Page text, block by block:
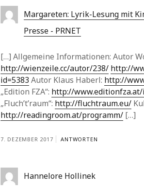
Margareten: Lyrik-Lesung mit
Presse - PRNET
[…] Allgemeine Informationen: Autor
http://wienzeile.cc/autor/238/ http://
id=5383 Autor Klaus Haberl: http://
„Edition FZA“: http://
„Fluch’t’raum“: http://fluchtraum.eu/
http://readingroom.at/programm/ […]
7. DEZEMBER 2017 ANTWORTEN
Hannelore Hollinek